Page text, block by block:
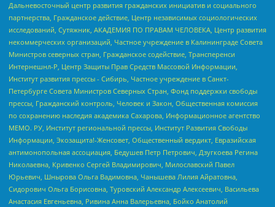
Дальневосточный центр развития гражданских инициатив и социального
партнерства, Гражданское действие, Центр независимых социологических
исследований, Сутяжник, АКАДЕМИЯ ПО ПРАВАМ ЧЕЛОВЕКА, Центр развития
некоммерческих организаций, Частное учреждение в Калининграде Совета
Министров северных стран, Гражданское содействие, Трансперенси
Интернешнл-Р, Центр Защиты Прав Средств Массовой Информации,
Институт развития прессы - Сибирь, Частное учреждение в Санкт-
Петербурге Совета Министров Северных Стран, Фонд поддержки свободы
прессы, Гражданский контроль, Человек и Закон, Общественная комиссия
по сохранению наследия академика Сахарова, Информационное агентство
МЕМО. РУ, Институт региональной прессы, Институт Развития Свободы
Информации, Экозащита!-Женсовет, Общественный вердикт, Евразийская
антимонопольная ассоциация, Бедушев Петр Петрович, Дзугкоева Регина
Николаевна, Кривенко Сергей Владимирович, Милославский Павел
Юрьевич, Шнырова Ольга Вадимовна, Чанышева Лилия Айратовна,
Сидорович Ольга Борисовна, Туровский Александр Алексеевич, Васильева
Анастасия Евгеньевна, Ривина Анна Валерьевна, Бойко Анатолий